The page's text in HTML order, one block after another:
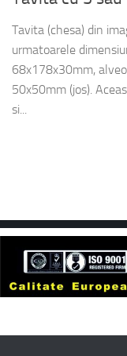
Tavita (chesa) din
urmatoarele
68x178x30mm,
50x50mm (jos).
si...